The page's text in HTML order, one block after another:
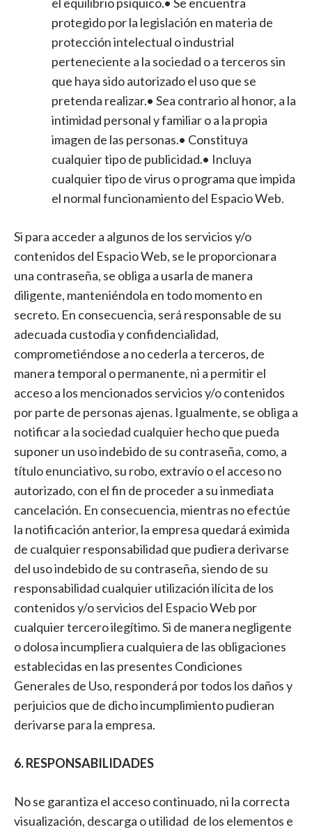
protegido por la legislación en materia de
protección intelectual o industrial
perteneciente a la sociedad o a terceros sin
que haya sido autorizado el uso que se
pretenda realizar.• Sea contrario al honor, a la
intimidad personal y familiar o a la propia
imagen de las personas.• Constituya
cualquier tipo de publicidad.• Incluya
cualquier tipo de virus o programa que impida
el normal funcionamiento del Espacio Web.
Si para acceder a algunos de los servicios y/o
contenidos del Espacio Web, se le proporcionara
una contraseña, se obliga a usarla de manera
diligente, manteniéndola en todo momento en
secreto. En consecuencia, será responsable de su
adecuada custodia y confidencialidad,
comprometiéndose a no cederla a terceros, de
manera temporal o permanente, ni a permitir el
acceso a los mencionados servicios y/o contenidos
por parte de personas ajenas. Igualmente, se obliga a
notificar a la sociedad cualquier hecho que pueda
suponer un uso indebido de su contraseña, como, a
título enunciativo, su robo, extravío o el acceso no
autorizado, con el fin de proceder a su inmediata
cancelación. En consecuencia, mientras no efectúe
la notificación anterior, la empresa quedará eximida
de cualquier responsabilidad que pudiera derivarse
del uso indebido de su contraseña, siendo de su
responsabilidad cualquier utilización ilícita de los
contenidos y/o servicios del Espacio Web por
cualquier tercero ilegítimo. Si de manera negligente
o dolosa incumpliera cualquiera de las obligaciones
establecidas en las presentes Condiciones
Generales de Uso, responderá por todos los daños y
perjuicios que de dicho incumplimiento pudieran
derivarse para la empresa.
6. RESPONSABILIDADES
No se garantiza el acceso continuado, ni la correcta
visualización, descarga o utilidad de los elementos e